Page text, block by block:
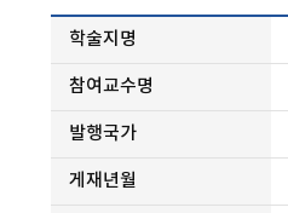
학술지명
참여교수명
발행국가
게재년월